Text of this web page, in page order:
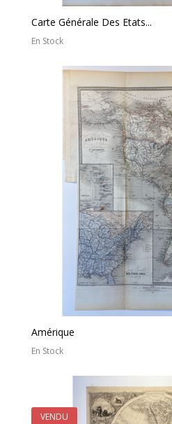
Carte Générale Des Etats...
En Stock
Amérique
En Stock
VENDU